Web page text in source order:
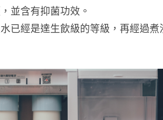
並含有抑菌功效。
已經是達生飲級的等級，再經過煮